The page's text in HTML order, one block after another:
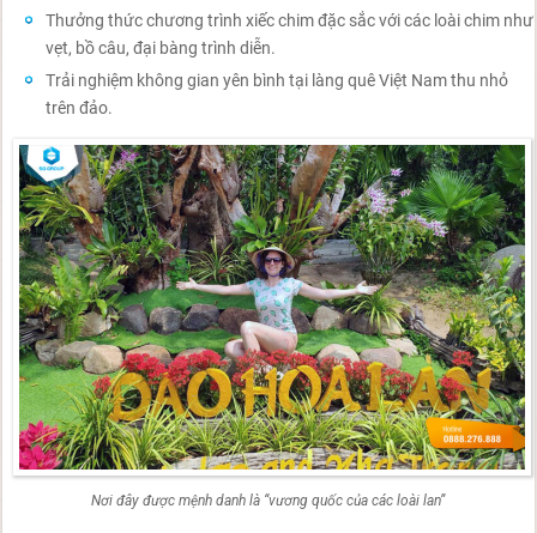
Thưởng thức chương trình xiếc chim đặc sắc với các loài chim như
vẹt, bồ câu, đại bàng trình diễn.
Trải nghiệm không gian yên bình tại làng quê Việt Nam thu nhỏ
trên đảo.
Nơi đây được mệnh danh là “vương quốc của các loài lan”